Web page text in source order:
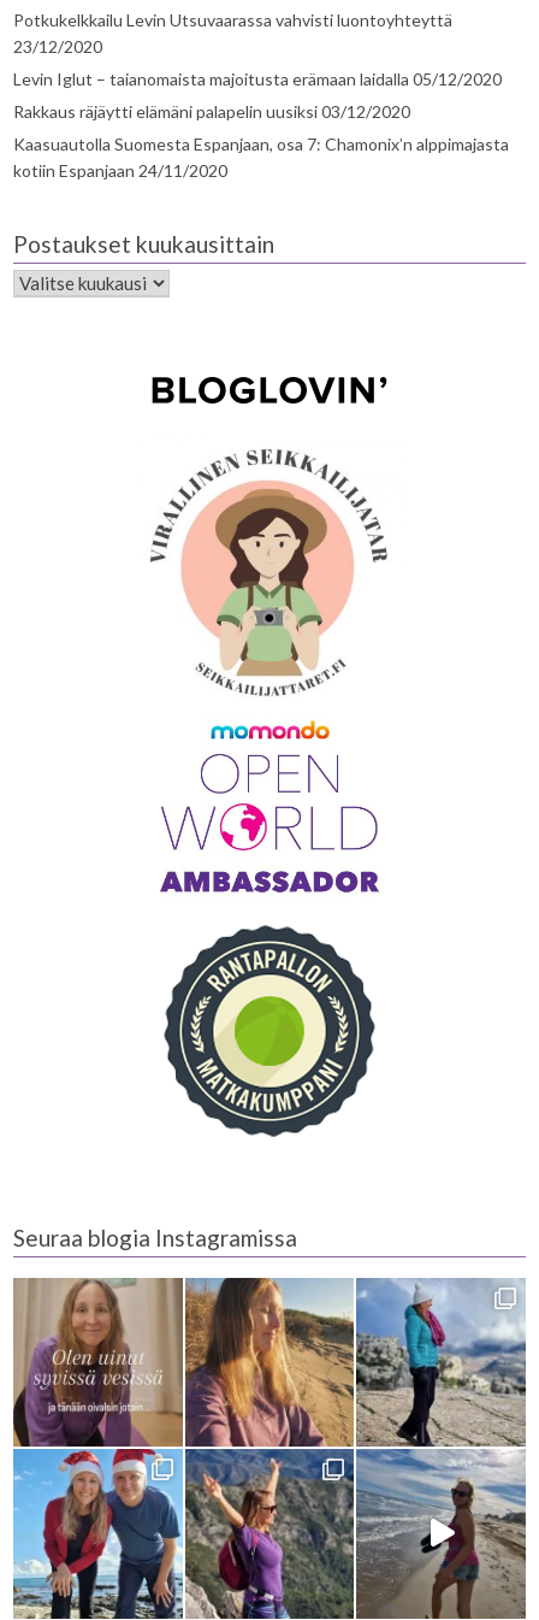
Potkukelkkailu Levin Utsuvaarassa vahvisti luontoyhteyttä
23/12/2020
Levin Iglut – taianomaista majoitusta erämaan laidalla 05/12/2020
Rakkaus räjäytti elämäni palapelin uusiksi03/12/2020
Kaasuautolla Suomesta Espanjaan, osa 7: Chamonix’n alppimajasta
kotiin Espanjaan 24/11/2020
Postaukset kuukausittain
Seuraa blogia Instagramissa